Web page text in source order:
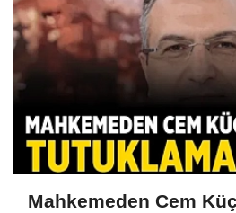
Mahkemeden Cem